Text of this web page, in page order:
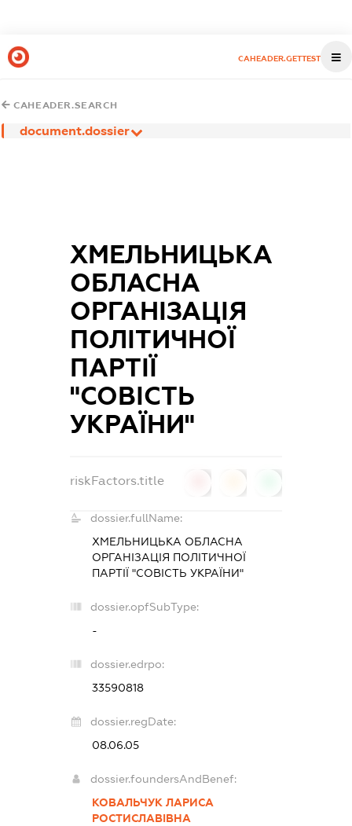
CAHEADER.GETTEST
CAHEADER.SEARCH
document.dossier
ХМЕЛЬНИЦЬКА
ОБЛАСНА
ОРГАНІЗАЦІЯ
ПОЛІТИЧНОЇ
ПАРТІЇ
"СОВІСТЬ
УКРАЇНИ"
riskFactors.title
dossier.fullName:
ХМЕЛЬНИЦЬКА ОБЛАСНА
ОРГАНІЗАЦІЯ ПОЛІТИЧНОЇ
ПАРТІЇ "СОВІСТЬ УКРАЇНИ"
dossier.opfSubType:
-
dossier.edrpo:
33590818
dossier.regDate:
08.06.05
dossier.foundersAndBenef:
КОВАЛЬЧУК ЛАРИСА
РОСТИСЛАВІВНА